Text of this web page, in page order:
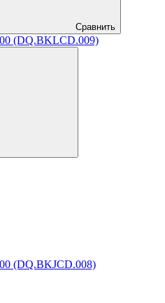
Сравнить
(DQ.BKLCD.009)
(DQ.BKJCD.008)